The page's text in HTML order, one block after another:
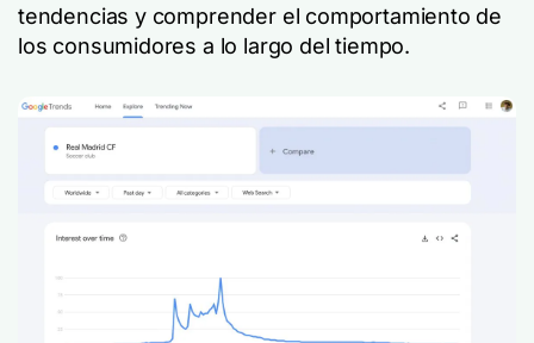
tendencias y comprender el comportamiento de
los consumidores a lo largo del tiempo.